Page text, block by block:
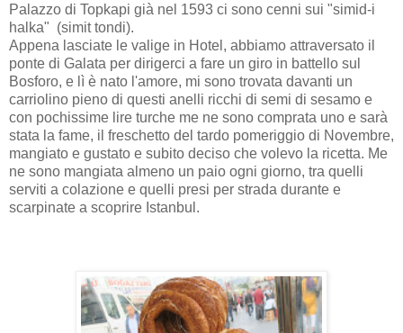
Palazzo di Topkapi già nel 1593 ci sono cenni sui "simid-i
halka" (simit tondi).
Appena lasciate le valige in Hotel, abbiamo attraversato il
ponte di Galata per dirigerci a fare un giro in battello sul
Bosforo, e lì è nato l'amore, mi sono trovata davanti un
carriolino pieno di questi anelli ricchi di semi di sesamo e
con pochissime lire turche me ne sono comprata uno e sarà
stata la fame, il freschetto del tardo pomeriggio di Novembre,
mangiato e gustato e subito deciso che volevo la ricetta. Me
ne sono mangiata almeno un paio ogni giorno, tra quelli
serviti a colazione e quelli presi per strada durante e
scarpinate a scoprire Istanbul.